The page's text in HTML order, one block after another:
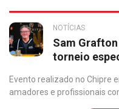
NOTÍCIAS
Sam
torneio
Evento realizado no Chipre
amadores e profissionais